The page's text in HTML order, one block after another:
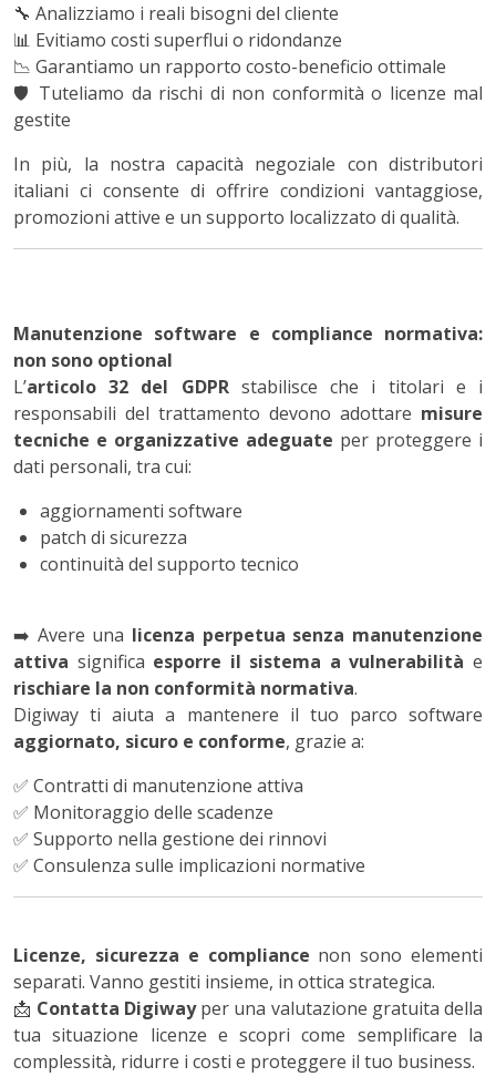
🔧 Analizziamo i reali bisogni del cliente
📊 Evitiamo costi superflui o ridondanze
📉 Garantiamo un rapporto costo-beneficio ottimale
🛡 Tuteliamo da rischi di non conformità o licenze mal
gestite
In più, la nostra capacità negoziale con distributori
italiani ci consente di offrire condizioni vantaggiose,
promozioni attive e un supporto localizzato di qualità.
Manutenzione software e compliance normativa:
non sono optional
L’articolo 32 del GDPRstabilisce che i titolari e i
responsabili del trattamento devono adottare misure
tecniche e organizzative adeguate per proteggere i
dati personali, tra cui:
aggiornamenti software
patch di sicurezza
continuità del supporto tecnico
➡️ Avere una licenza perpetua senza manutenzione
attiva significa esporre il sistema a vulnerabilità e
rischiare la non conformità normativa.
Digiway ti aiuta a mantenere il tuo parco software
aggiornato, sicuro e conforme, grazie a:
✅ Contratti di manutenzione attiva
✅ Monitoraggio delle scadenze
✅ Supporto nella gestione dei rinnovi
✅ Consulenza sulle implicazioni normative
Licenze, sicurezza e compliance non sono elementi
separati. Vanno gestiti insieme, in ottica strategica.
📩 Contatta Digiwayper una valutazione gratuita della
tua situazione licenze e scopri come semplificare la
complessità, ridurre i costi e proteggere il tuo business.